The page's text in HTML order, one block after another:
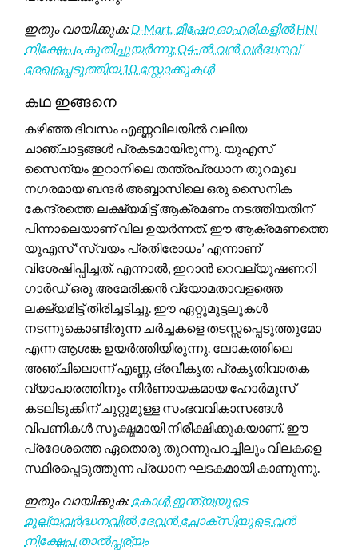
ഇതും വായിക്കുക: D-Mart, മീഷോ ഓഹരികളിൽ HNI
നിക്ഷേപം കുതിച്ചുയർന്നു: Q4-ൽ വൻ വർദ്ധനവ്
രേഖപ്പെടുത്തിയ 10 സ്റ്റോക്കുകൾ
കഥ ഇങ്ങനെ
കഴിഞ്ഞ ദിവസം എണ്ണവിലയിൽ വലിയ
ചാഞ്ചാട്ടങ്ങൾ പ്രകടമായിരുന്നു. യുഎസ്
സൈന്യം ഇറാനിലെ തന്ത്രപ്രധാന തുറമുഖ
നഗരമായ ബന്ദർ അബ്ബാസിലെ ഒരു സൈനിക
കേന്ദ്രത്തെ ലക്ഷ്യമിട്ട് ആക്രമണം നടത്തിയതിന്
പിന്നാലെയാണ് വില ഉയർന്നത്. ഈ ആക്രമണത്തെ
യുഎസ് ‘സ്വയം പ്രതിരോധം’ എന്നാണ്
വിശേഷിപ്പിച്ചത്. എന്നാൽ, ഇറാൻ റെവല്യൂഷണറി
ഗാർഡ് ഒരു അമേരിക്കൻ വ്യോമതാവളത്തെ
ലക്ഷ്യമിട്ട് തിരിച്ചടിച്ചു. ഈ ഏറ്റുമുട്ടലുകൾ
നടന്നുകൊണ്ടിരുന്ന ചർച്ചകളെ തടസ്സപ്പെടുത്തുമോ
എന്ന ആശങ്ക ഉയർത്തിയിരുന്നു. ലോകത്തിലെ
അഞ്ചിലൊന്ന് എണ്ണ, ദ്രവീകൃത പ്രകൃതിവാതക
വ്യാപാരത്തിനും നിർണായകമായ ഹോർമുസ്
കടലിടുക്കിന് ചുറ്റുമുള്ള സംഭവവികാസങ്ങൾ
വിപണികൾ സൂക്ഷ്മമായി നിരീക്ഷിക്കുകയാണ്. ഈ
പ്രദേശത്തെ ഏതൊരു തുറന്നുപറച്ചിലും വിലകളെ
സ്ഥിരപ്പെടുത്തുന്ന പ്രധാന ഘടകമായി കാണുന്നു.
ഇതും വായിക്കുക: കോൾ ഇന്ത്യയുടെ
മൂല്യവർദ്ധനവിൽ ദേവൻ ചോക്സിയുടെ വൻ
നിക്ഷേപ താൽപ്പര്യം